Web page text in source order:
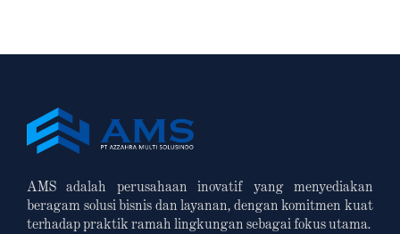
AMS adalah perusahaan inovatif yang menyediakan
beragam solusi bisnis dan layanan, dengan komitmen kuat
terhadap praktik ramah lingkungan sebagai fokus utama.